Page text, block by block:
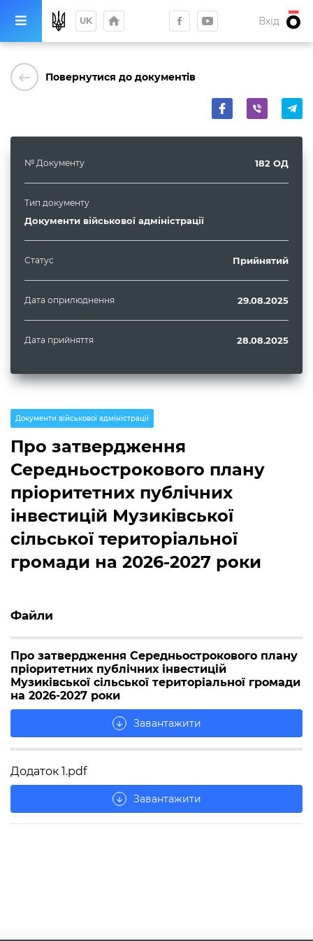
UK home Вхід
keyboard_backspace Повернутися до документів
№ Документу 182 ОД
Тип документу
Документи військової адміністрації
Статус Прийнятий
Дата оприлюднення 29.08.2025
Дата прийняття 28.08.2025
Документи військової адміністрації
Про затвердження
Середньострокового плану
пріоритетних публічних
інвестицій Музиківської
сільської територіальної
громади на 2026-2027 роки
Файли
Про затвердження Середньострокового плану
пріоритетних публічних інвестицій
Музиківської сільської територіальної громади
на 2026-2027 роки
arrow_downward Завантажити
Додаток 1.pdf
arrow_downward Завантажити